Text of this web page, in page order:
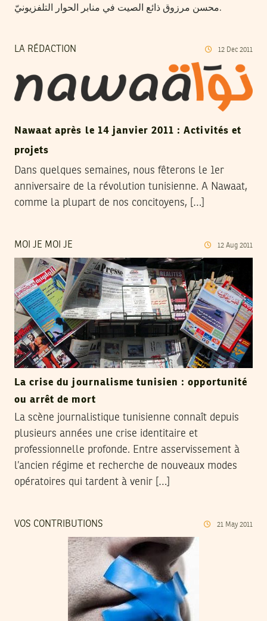
محسن مرزوق ذائع الصيت في منابر الحوار التلفزيونيّ.
LA RÉDACTION 12 Dec 2011
Nawaat après le 14 janvier 2011 : Activités et
projets
Dans quelques semaines, nous fêterons le 1er
anniversaire de la révolution tunisienne. A Nawaat,
comme la plupart de nos concitoyens, […]
MOI JE MOI JE 12 Aug 2011
La crise du journalisme tunisien : opportunité
ou arrêt de mort
La scène journalistique tunisienne connaît depuis
plusieurs années une crise identitaire et
professionnelle profonde. Entre asservissement à
l’ancien régime et recherche de nouveaux modes
opératoires qui tardent à venir […]
VOS CONTRIBUTIONS 21 May 2011